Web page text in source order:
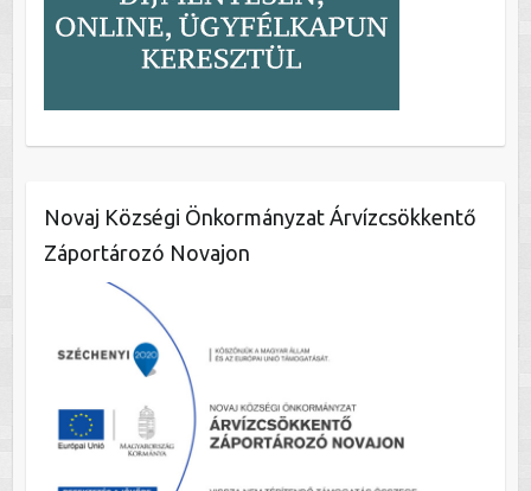
Novaj Községi Önkormányzat Árvízcsökkentő
Záportározó Novajon